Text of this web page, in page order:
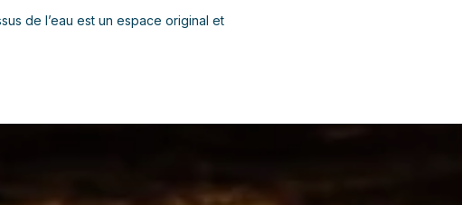
de l’eau est un espace original et